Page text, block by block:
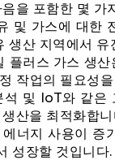
을 포함한 몇 가
및 가스에 대한
생산 지역에서
플러스 가스 생
작업의 필요성
석 및 IoT와 같은
산을 최적화합니
에너지 사용이 증
성장할 것입니다.